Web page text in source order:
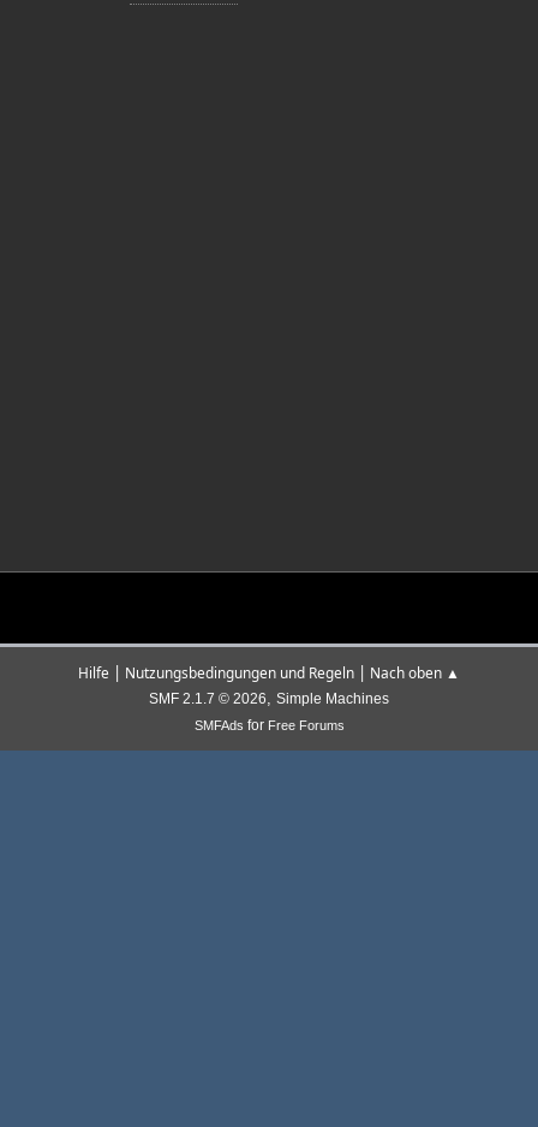
Hilfe | Nutzungsbedingungen und Regeln | Nach oben ▲
SMF 2.1.7 © 2026, Simple Machines
SMFAds for Free Forums